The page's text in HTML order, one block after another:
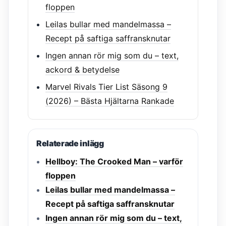
floppen
Leilas bullar med mandelmassa –
Recept på saftiga saffransknutar
Ingen annan rör mig som du – text,
ackord & betydelse
Marvel Rivals Tier List Säsong 9
(2026) – Bästa Hjältarna Rankade
Relaterade inlägg
Hellboy: The Crooked Man – varför
floppen
Leilas bullar med mandelmassa –
Recept på saftiga saffransknutar
Ingen annan rör mig som du – text,